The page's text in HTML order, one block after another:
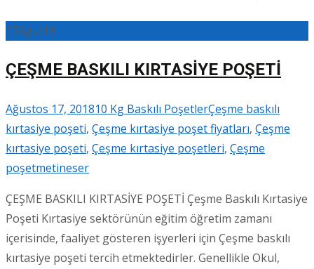
17Ağu/18
ÇEŞME BASKILI KIRTASİYE POŞETİ
Ağustos 17, 201810 Kg Baskılı PoşetlerÇeşme baskılı
kırtasiye poşeti, Çeşme kırtasiye poşet fiyatları, Çeşme
kırtasiye poşeti, Çeşme kırtasiye poşetleri, Çeşme
poşetmetineser
ÇEŞME BASKILI KIRTASİYE POŞETİ Çeşme Baskılı Kırtasiye
Poşeti Kırtasiye sektörünün eğitim öğretim zamanı
içerisinde, faaliyet gösteren işyerleri için Çeşme baskılı
kırtasiye poşeti tercih etmektedirler. Genellikle Okul,